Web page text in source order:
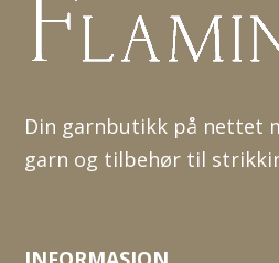
Din garnbutikk på nettet
garn og tilbehør til